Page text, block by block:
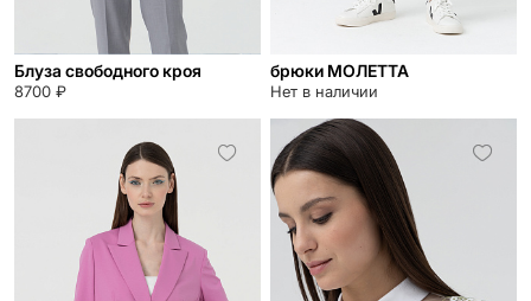
Блуза свободного кроя
8700 ₽
брюки МОЛЕТТА
Нет в наличии